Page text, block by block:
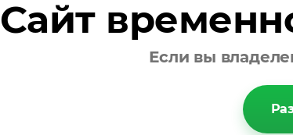
Сайт
Если вы